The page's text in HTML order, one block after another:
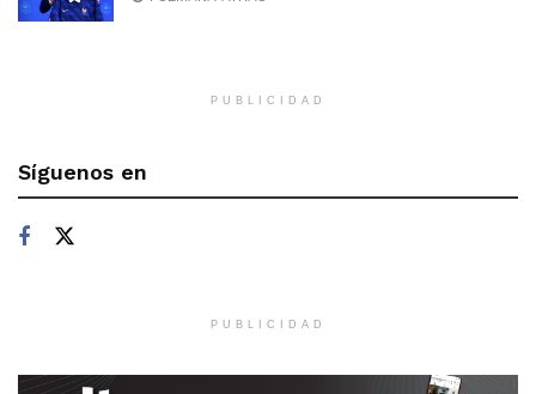
PUBLICIDAD
Síguenos en
PUBLICIDAD